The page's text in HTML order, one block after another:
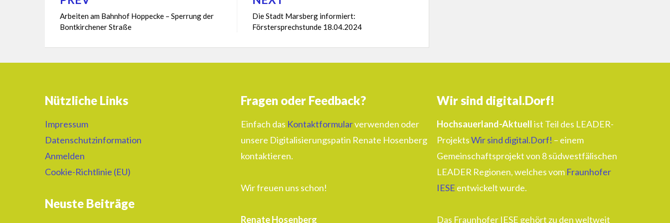
Arbeiten am Bahnhof Hoppecke – Sperrung der
Bontkirchener Straße
Die Stadt Marsberg informiert:
Förstersprechstunde 18.04.2024
Nützliche Links
Impressum
Datenschutzinformation
Anmelden
Cookie-Richtlinie (EU)
Neuste Beiträge
Fragen oder Feedback?
Einfach das Kontaktformularverwenden oder
unsere Digitalisierungspatin Renate Hosenberg
kontaktieren.
Wir freuen uns schon!
Renate Hosenberg
Wir sind digital.Dorf!
Hochsauerland-Aktuellist Teil des LEADER-
ProjektsWir sind digital.Dorf! – einem
Gemeinschaftsprojekt von 8 südwestfälischen
LEADER Regionen, welches vom Fraunhofer
IESE entwickelt wurde.
Das Fraunhofer IESE gehört zu den weltweit